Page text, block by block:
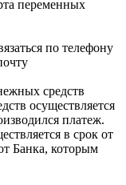
переменных
по телефону
средств
осуществляется
платеж.
в срок от
Банка, которым